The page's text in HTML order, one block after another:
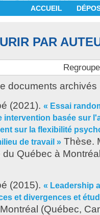
ACCUEIL
PAR
documents archivés
(2021). « Essai
intervention basée sur
sur la flexibilité
de travail » Thèse.
du Québec à
(2015). « Leadership
et divergences et
(Québec,